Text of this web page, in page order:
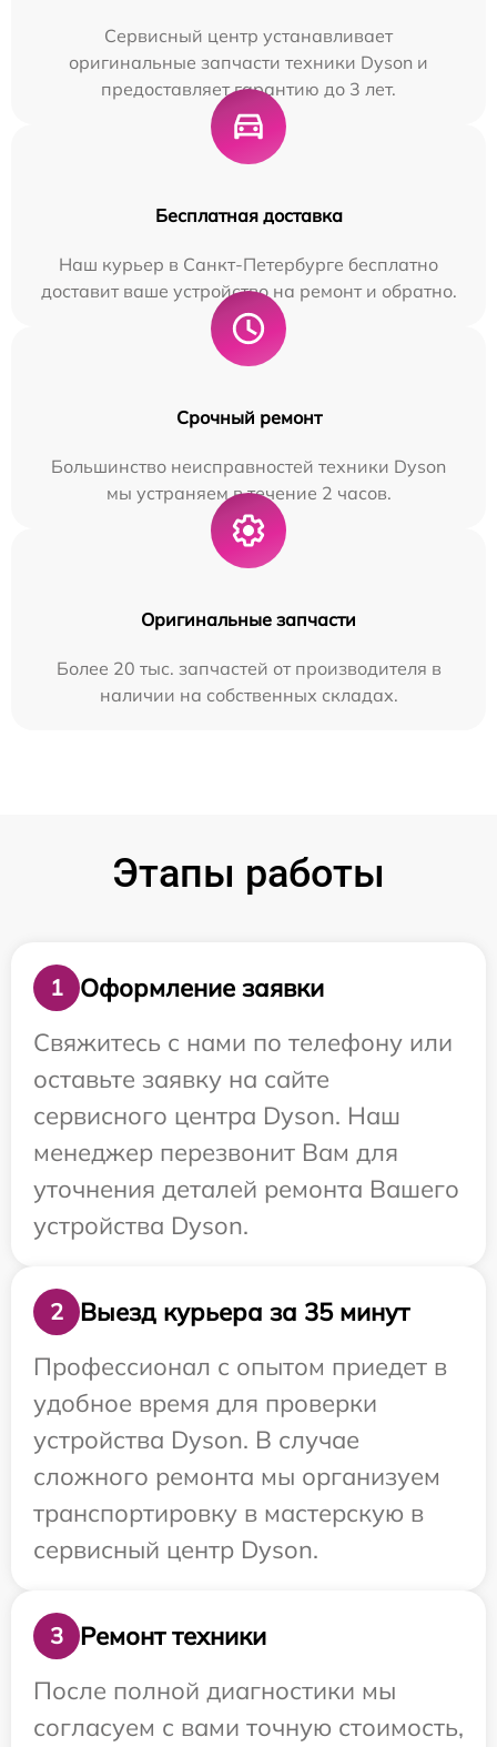
Сервисный центр устанавливает
оригинальные запчасти техники Dyson и
предоставляет гарантию до 3 лет.
Бесплатная доставка
Наш курьер в Санкт-Петербурге бесплатно
доставит ваше устройство на ремонт и обратно.
Срочный ремонт
Большинство неисправностей техники Dyson
мы устраняем в течение 2 часов.
Оригинальные запчасти
Более 20 тыс. запчастей от производителя в
наличии на собственных складах.
Этапы работы
1
Оформление заявки
Свяжитесь с нами по телефону или
оставьте заявку на сайте
сервисного центра Dyson. Наш
менеджер перезвонит Вам для
уточнения деталей ремонта Вашего
устройства Dyson.
2
Выезд курьера за 35 минут
Профессионал с опытом приедет в
удобное время для проверки
устройства Dyson. В случае
сложного ремонта мы организуем
транспортировку в мастерскую в
сервисный центр Dyson.
3
Ремонт техники
После полной диагностики мы
согласуем с вами точную стоимость,